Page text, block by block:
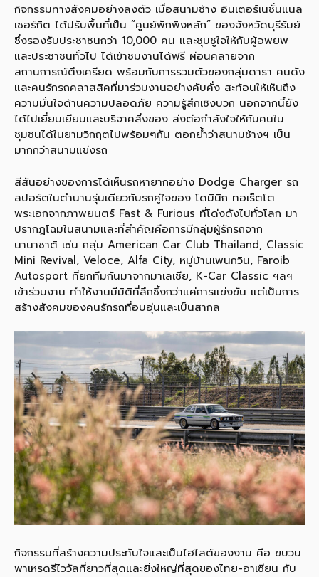
กิจกรรมทางสังคมอย่างลงตัว เมื่อสนามช้าง อินเตอร์เนชั่นแนล
เซอร์กิต ได้ปรับพื้นที่เป็น “ศูนย์พักพิงหลัก” ของจังหวัดบุรีรัมย์
ซึ่งรองรับประชาชนกว่า 10,000 คน และชุบชูใจให้กับผู้อพยพ
และประชาชนทั่วไป ได้เข้าชมงานได้ฟรี ผ่อนคลายจาก
สถานการณ์ตึงเครียด พร้อมกับการรวมตัวของกลุ่มดารา คนดัง
และคนรักรถคลาสสิคที่มาร่วมงานอย่างคับคั่ง สะท้อนให้เห็นถึง
ความมั่นใจด้านความปลอดภัย ความรู้สึกเชิงบวก นอกจากนี้ยัง
ได้ไปเยี่ยมเยียนและบริจาคสิ่งของ ส่งต่อกำลังใจให้กับคนใน
ชุมชนได้ในยามวิกฤตไปพร้อมๆกัน ตอกย้ำว่าสนามช้างฯ เป็น
มากกว่าสนามแข่งรถ
สีสันอย่างของการได้เห็นรถหายากอย่าง Dodge Charger รถ
สปอร์ตในตำนานรุ่นเดียวกับรถคู่ใจของ โดมินิก ทอเร็ตโต
พระเอกจากภาพยนตร์ Fast & Furious ที่โด่งดังไปทั่วโลก มา
ปรากฎโฉมในสนามและที่สำคัญคือการมีกลุ่มผู้รักรถจาก
นานาชาติ เช่น กลุ่ม American Car Club Thailand, Classic
Mini Revival, Veloce, Alfa City, หมู่บ้านเพนกวิน, Faroib
Autosport ที่ยกทีมกันมาจากมาเลเซีย, K-Car Classic ฯลฯ
เข้าร่วมงาน ทำให้งานมีมิติที่ลึกซึ้งกว่าแค่การแข่งขัน แต่เป็นการ
สร้างสังคมของคนรักรถที่อบอุ่นและเป็นสากล
กิจกรรมที่สร้างความประทับใจและเป็นไฮไลต์ของงาน คือ ขบวน
พาเหรดรีไววัลที่ยาวที่สุดและยิ่งใหญ่ที่สุดของไทย-อาเซียน กับ